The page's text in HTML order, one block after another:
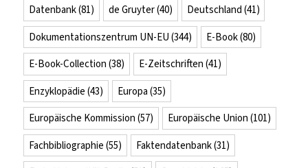
Datenbank(81) de Gruyter(40) Deutschland (41)
Dokumentationszentrum UN-EU (344) E-Book(80)
E-Book-Collection (38) E-Zeitschriften (41)
Enzyklopädie (43) Europa (35)
Europäische Kommission (57) Europäische Union (101)
Fachbibliographie (55) Faktendatenbank(31)